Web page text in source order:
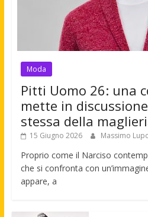
Moda
Pitti Uomo 26: una
mette in
stessa della
15 Giugno 2026 Massimo
Proprio come il Narciso
che si confronta con
appare, a